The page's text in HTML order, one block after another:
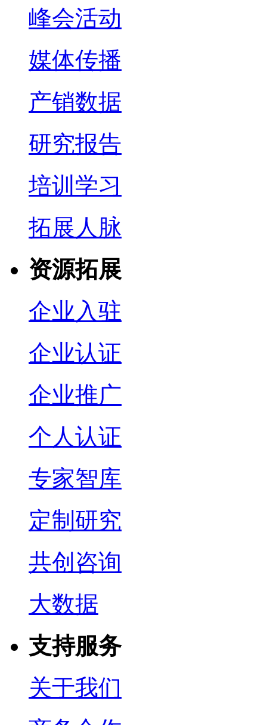
峰会活动
媒体传播
产销数据
研究报告
培训学习
拓展人脉
资源拓展
企业入驻
企业认证
企业推广
个人认证
专家智库
定制研究
共创咨询
大数据
支持服务
关于我们